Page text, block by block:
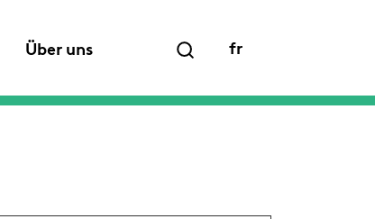
Über uns fr